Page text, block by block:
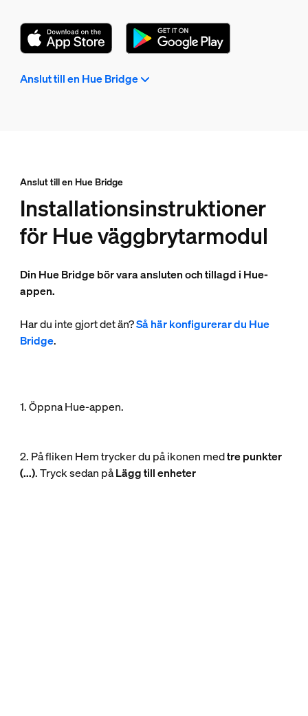
Anslut till en Hue Bridge
Anslut till en Hue Bridge
Installationsinstruktioner
för Hue väggbrytarmodul
Din Hue Bridge bör vara ansluten och tillagd i Hue-
appen.
Har du inte gjort det än?Så här konfigurerar du Hue
Bridge.
1. Öppna Hue-appen.
2. På fliken Hem trycker du på ikonen medtre punkter
(...). Tryck sedan påLägg till enheter